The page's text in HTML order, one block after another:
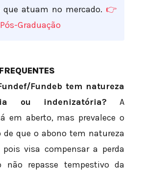
que atuam no mercado. 👉
Graduação
Fundeb tem natureza
ou indenizatória? A
em aberto, mas prevalece o
que o abono tem natureza
pois visa compensar a perda
não repasse tempestivo da